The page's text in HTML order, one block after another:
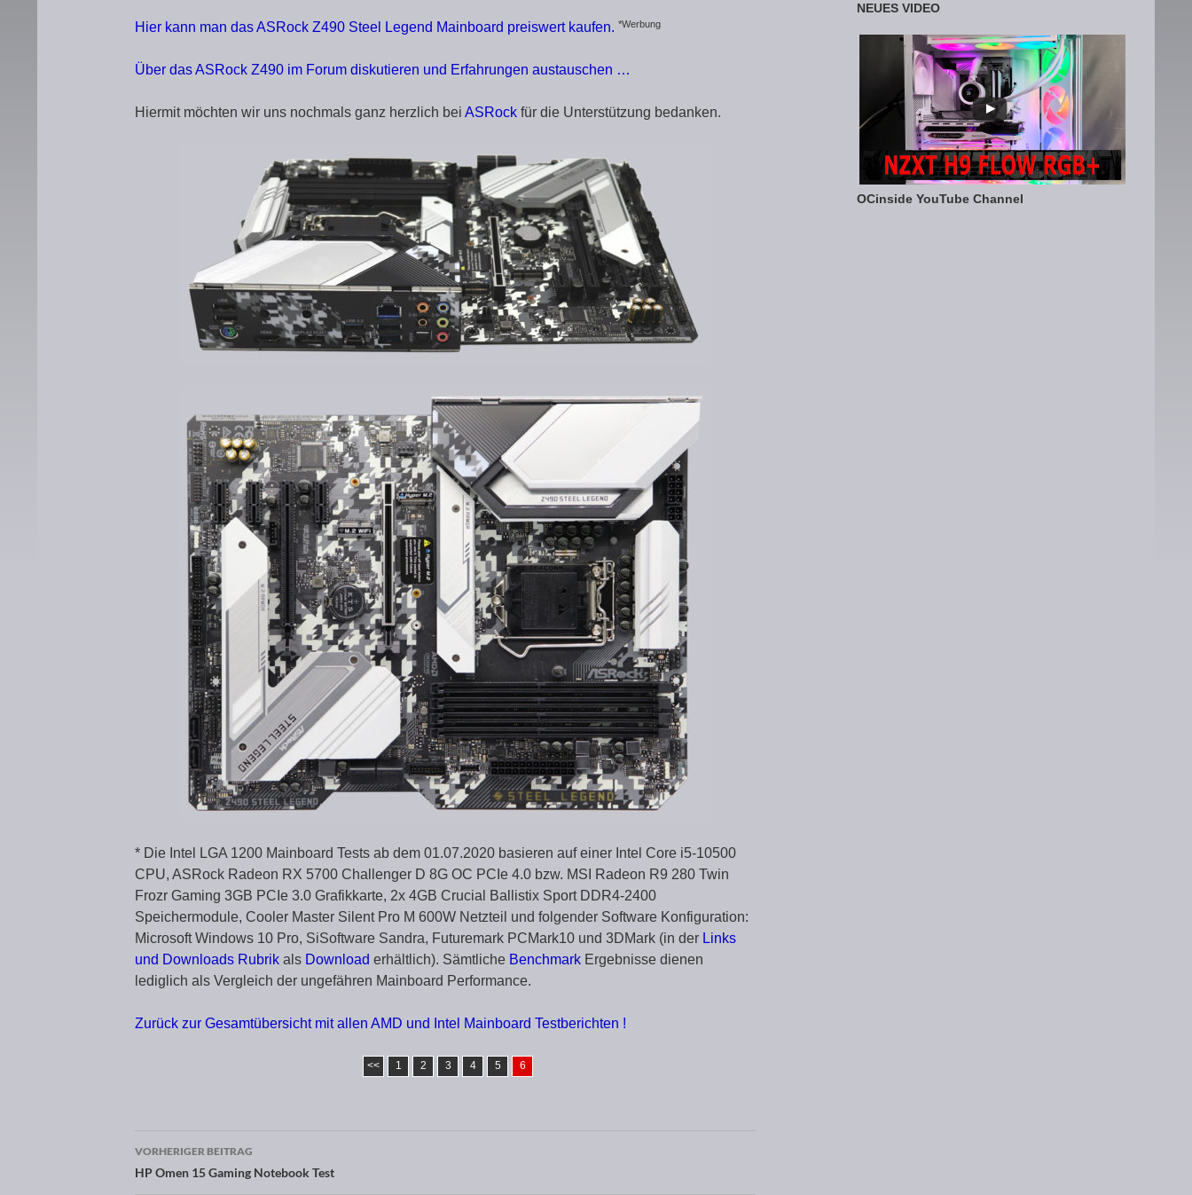
Hier kann man das ASRock Z490 Steel Legend Mainboard preiswert kaufen. *Werbung
Über das ASRock Z490 im Forum diskutieren und Erfahrungen austauschen …
Hiermit möchten wir uns nochmals ganz herzlich bei ASRock für die Unterstützung bedanken.
* Die Intel LGA 1200 Mainboard Tests ab dem 01.07.2020 basieren auf einer Intel Core i5-10500
CPU, ASRock Radeon RX 5700 Challenger D 8G OC PCIe 4.0 bzw. MSI Radeon R9 280 Twin
Frozr Gaming 3GB PCIe 3.0 Grafikkarte, 2x 4GB Crucial Ballistix Sport DDR4-2400
Speichermodule, Cooler Master Silent Pro M 600W Netzteil und folgender Software Konfiguration:
Microsoft Windows 10 Pro, SiSoftware Sandra, Futuremark PCMark10 und 3DMark (in der Links
und Downloads Rubrik als Download erhältlich). Sämtliche Benchmark Ergebnisse dienen
lediglich als Vergleich der ungefähren Mainboard Performance.
Zurück zur Gesamtübersicht mit allen AMD und Intel Mainboard Testberichten !
<< 1 2 3 4 5 6
Beitragsnavigation
VORHERIGER BEITRAG
HP Omen 15 Gaming Notebook Test
NEUES VIDEO
OCinside YouTube Channel